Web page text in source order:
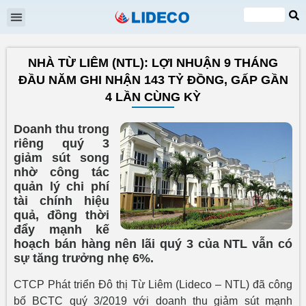
VI
EN
NHÀ TỪ LIÊM (NTL): LỢI NHUẬN 9 THÁNG
ĐẦU NĂM GHI NHẬN 143 TỶ ĐỒNG, GẤP GẦN
4 LẦN CÙNG KỲ
Doanh thu trong
riêng quý 3
giảm sút song
nhờ công tác
quản lý chi phí
tài chính hiệu
quả, đồng thời
đẩy mạnh kế
hoạch bán hàng nên lãi quý 3 của NTL vẫn có
sự tăng trưởng nhẹ 6%.
CTCP Phát triển Đô thị Từ Liêm (Lideco – NTL) đã công
bố BCTC quý 3/2019 với doanh thu giảm sút mạnh